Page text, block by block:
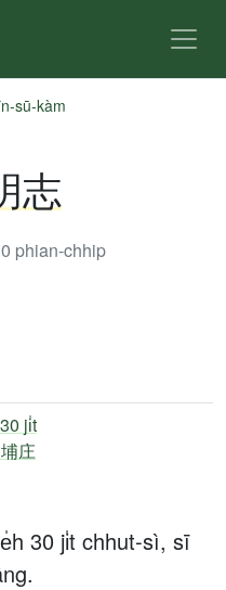
sū-kàm
志
phian-chhip
30 ji̍t chhut-sì, sī
ji̍t
庄